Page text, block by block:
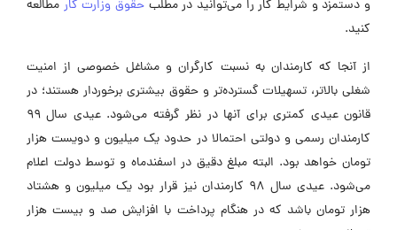
و دستمزد و شرایط کار را می‌توانید در مطلب حقوق وزارت کار مطالعه
کنید.
از آنجا که کارمندان به نسبت کارگران و مشاغل خصوصی از امنیت
شغلی بالاتر، تسهیلات گسترده‌تر و حقوق بیشتری برخوردار هستند؛ در
قانون عیدی کمتری برای آنها در نظر گرفته می‌شود. عیدی سال ۹۹
کارمندان رسمی و دولتی احتمالا در حدود یک میلیون و دویست هزار
تومان خواهد بود. البته مبلغ دقیق در اسفندماه و توسط دولت اعلام
می‌شود. عیدی سال 98 کارمندان نیز قرار بود یک میلیون و هشتاد
هزار تومان باشد که در هنگام پرداخت با افزایش صد و بیست هزار